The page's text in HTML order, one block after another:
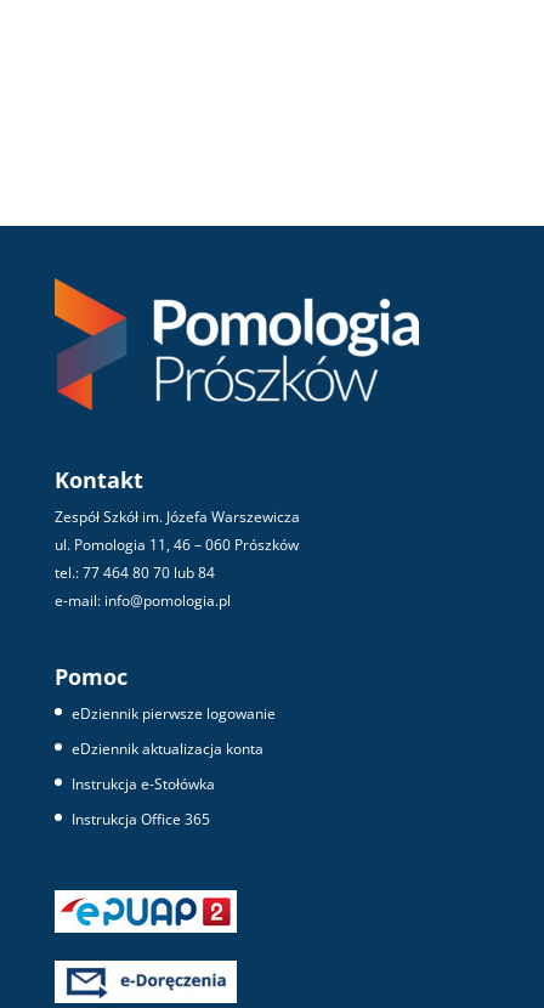
Kontakt
Zespół Szkół im. Józefa Warszewicza
ul. Pomologia 11, 46 – 060 Prószków
tel.: 77 464 80 70 lub 84
e-mail: info@pomologia.pl
Pomoc
eDziennik pierwsze logowanie
eDziennik aktualizacja konta
Instrukcja e-Stołówka
Instrukcja Office 365